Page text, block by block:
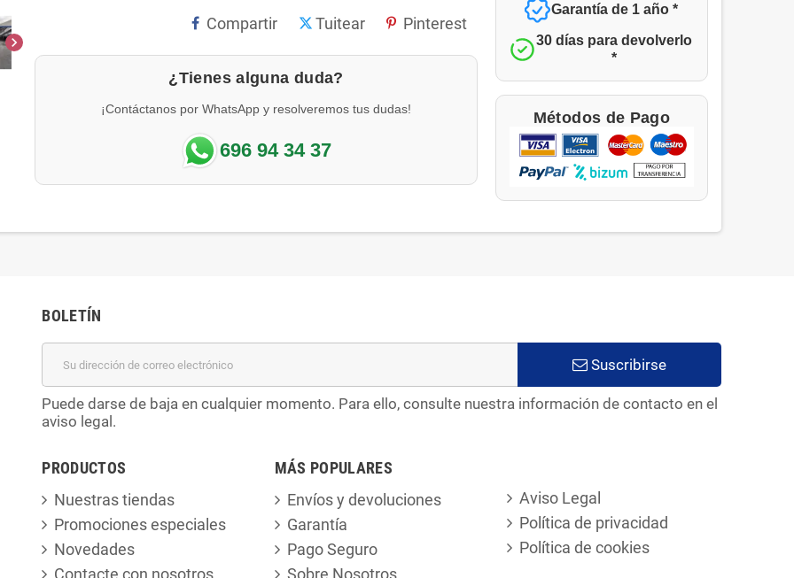
chevron_right
Compartir Tuitear Pinterest
¿Tienes alguna duda?
¡Contáctanos por WhatsApp y resolveremos tus dudas!
696 94 34 37
Garantía de 1 año *
30 días para devolverlo
*
Métodos de Pago
BOLETÍN
Suscribirse
Puede darse de baja en cualquier momento. Para ello, consulte nuestra información de contacto en el
aviso legal.
PRODUCTOS
Nuestras tiendas
Promociones especiales
Novedades
MÁS POPULARES
Envíos y devoluciones
Garantía
Pago Seguro
Aviso Legal
Política de privacidad
Política de cookies